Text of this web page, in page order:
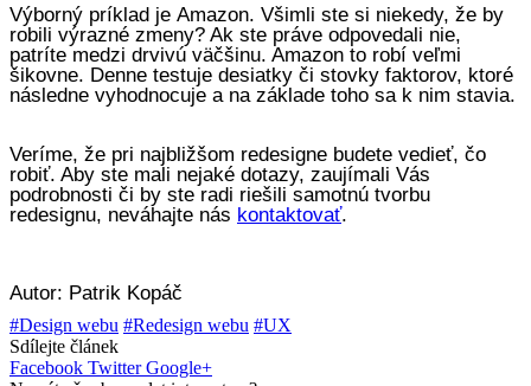
Výborný príklad je Amazon. Všimli ste si niekedy, že by
robili výrazné zmeny? Ak ste práve odpovedali nie,
patríte medzi drvivú väčšinu. Amazon to robí veľmi
šikovne. Denne testuje desiatky či stovky faktorov, ktoré
následne vyhodnocuje a na základe toho sa k nim stavia.
Veríme, že pri najbližšom redesigne budete vedieť, čo
robiť. Aby ste mali nejaké dotazy, zaujímali Vás
podrobnosti či by ste radi riešili samotnú tvorbu
redesignu, neváhajte nás kontaktovať.
Autor: Patrik Kopáč
#Design webu #Redesign webu #UX
Sdílejte článek
Facebook Twitter Google+